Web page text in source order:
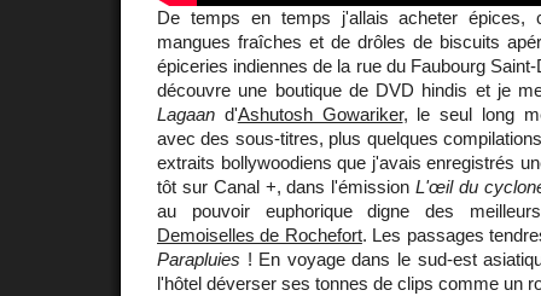
De temps en temps j'allais acheter épices,
mangues fraîches et de drôles de biscuits
épiceries indiennes de la rue du Faubourg
découvre une boutique de DVD hindis et je
Lagaan d'Ashutosh Gowariker, le seul long
avec des sous-titres, plus quelques
extraits bollywoodiens que j'avais enregistrés
tôt sur Canal +, dans l'émission L'œil du
au pouvoir euphorique digne des
Demoiselles de Rochefort. Les passages
Parapluies ! En voyage dans le sud-est
l'hôtel déverser ses tonnes de clips comme un